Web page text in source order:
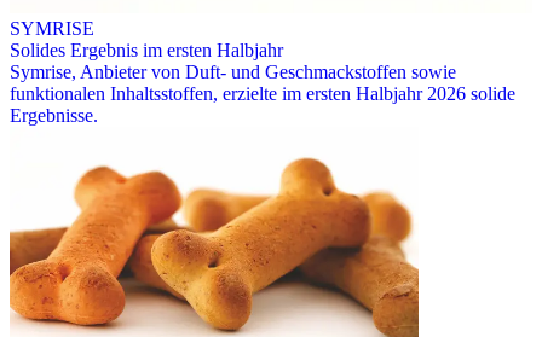
SYMRISE
Solides Ergebnis im ersten Halbjahr
Symrise, Anbieter von Duft- und Geschmackstoffen sowie
funktionalen Inhaltsstoffen, erzielte im ersten Halbjahr 2026 solide
Ergebnisse.